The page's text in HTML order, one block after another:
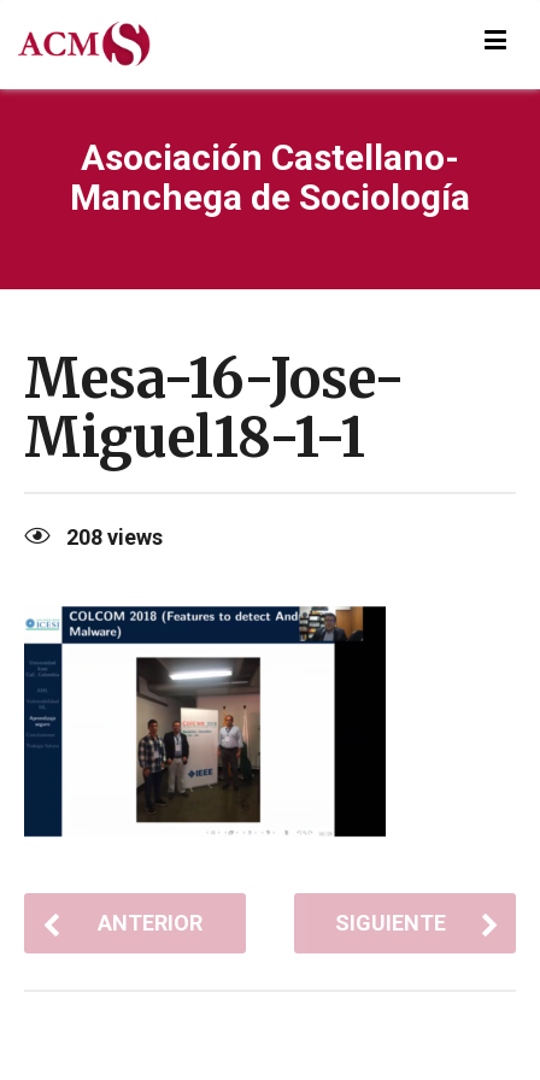
Asociación Castellano-
Manchega de Sociología
Mesa-16-Jose-
Miguel18-1-1
208views
ANTERIOR SIGUIENTE